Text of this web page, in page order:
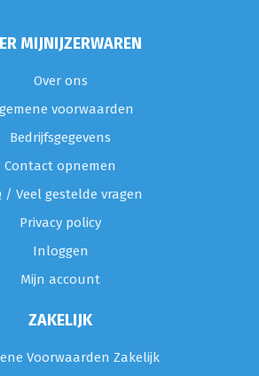
MIJNIJZERWAREN
Over ons
voorwaarden
Bedrijfsgegevens
Contact opnemen
/ Veel gestelde vragen
Privacy policy
Inloggen
Mijn account
ZAKELIJK
Voorwaarden Zakelijk